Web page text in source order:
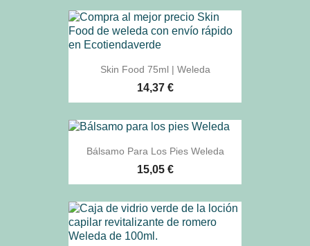
Skin Food 75ml | Weleda
14,37 €
Bálsamo Para Los Pies Weleda
15,05 €